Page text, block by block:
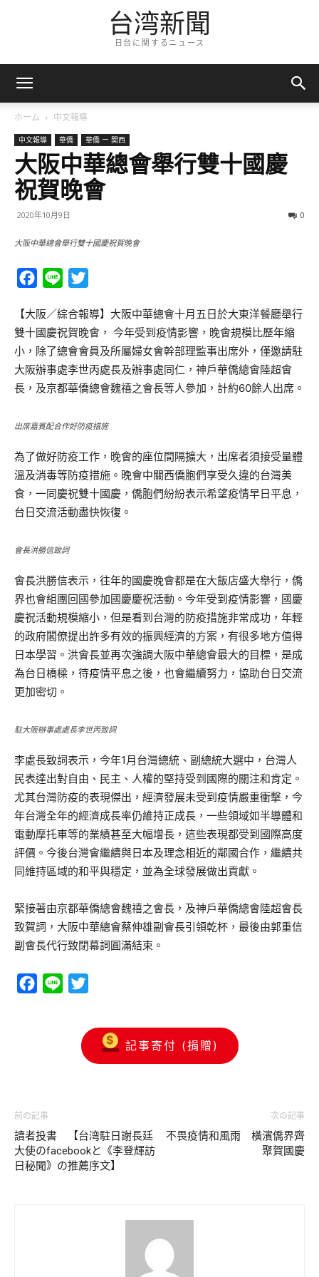
台湾新聞
日台に関するニュース
ホーム 中文報導
中文報導 華僑 華僑 ー 関西
大阪中華總會舉行雙十國慶
祝賀晚會
2020年10月9日 0
大阪中華總會舉行雙十國慶祝賀晚會
Facebook
Line
【大阪／綜合報導】大阪中華總會十月五日於大東洋餐廳舉行
雙十國慶祝賀晚會， 今年受到疫情影響，晚會規模比歷年縮
小，除了總會會員及所屬婦女會幹部理監事出席外，僅邀請駐
大阪辦事處李世丙處長及辦事處同仁，神戶華僑總會陸超會
長，及京都華僑總會魏禧之會長等人參加，計約60餘人出席。
出席嘉賓配合作好防疫措施
為了做好防疫工作，晚會的座位間隔擴大，出席者須接受量體
溫及消毒等防疫措施。晚會中關西僑胞們享受久違的台灣美
食，一同慶祝雙十國慶，僑胞們紛紛表示希望疫情早日平息，
台日交流活動盡快恢復。
會長洪勝信致詞
會長洪勝信表示，往年的國慶晚會都是在大飯店盛大舉行，僑
界也會組團回國參加國慶慶祝活動。今年受到疫情影響，國慶
慶祝活動規模縮小，但是看到台灣的防疫措施非常成功，年輕
的政府閣僚提出許多有效的振興經濟的方案，有很多地方值得
日本學習。洪會長並再次強調大阪中華總會最大的目標，是成
為台日橋樑，待疫情平息之後，也會繼續努力，協助台日交流
更加密切。
駐大阪辦事處處長李世丙致詞
李處長致詞表示，今年1月台灣總統、副總統大選中，台灣人
民表達出對自由、民主、人權的堅持受到國際的關注和肯定。
尤其台灣防疫的表現傑出，經濟發展未受到疫情嚴重衝擊，今
年台灣全年的經濟成長率仍維持正成長，一些領域如半導體和
電動摩托車等的業績甚至大幅增長，這些表現都受到國際高度
評價。今後台灣會繼續與日本及理念相近的鄰國合作，繼續共
同維持區域的和平與穩定，並為全球發展做出貢獻。
緊接著由京都華僑總會魏禧之會長，及神戶華僑總會陸超會長
致賀詞，大阪中華總會蔡伸雄副會長引領乾杯，最後由郭重信
副會長代行致閉幕詞圓滿結束。
Facebook
Line
記事寄付 (捐贈)
前の記事
讀者投書 【台湾駐日謝長廷
大使のfacebookと《李登輝訪
日秘聞》の推薦序文】
次の記事
不畏疫情和風雨 橫濱僑界齊
聚賀國慶